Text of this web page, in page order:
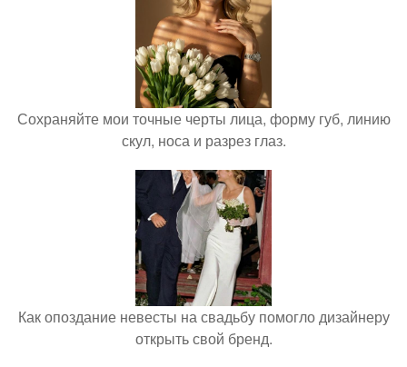
Сохраняйте мои точные черты лица, форму губ, линию
скул, носа и разрез глаз.
Как опоздание невесты на свадьбу помогло дизайнеру
открыть свой бренд.